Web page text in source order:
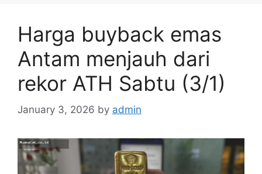
Harga buyback emas
Antam menjauh dari
rekor ATH Sabtu (3/1)
January 3, 2026 by admin